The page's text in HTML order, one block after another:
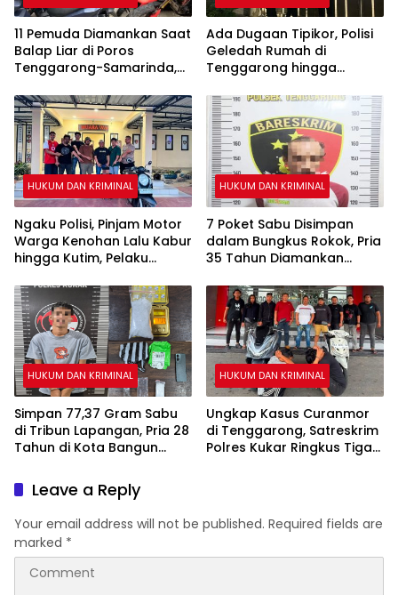
11 Pemuda Diamankan Saat
Balap Liar di Poros
Tenggarong-Samarinda,
Bulan
Ada Dugaan Tipikor, Polisi
Geledah Rumah di
Tenggarong hingga
HUKUM DAN KRIMINAL
Ngaku Polisi, Pinjam Motor
Warga Kenohan Lalu Kabur
hingga Kutim, Pelaku
HUKUM DAN KRIMINAL
7 Poket Sabu Disimpan
dalam Bungkus Rokok, Pria
35 Tahun Diamankan
HUKUM DAN KRIMINAL
Simpan 77,37 Gram Sabu
di Tribun Lapangan, Pria 28
Tahun di Kota Bangun
HUKUM DAN KRIMINAL
Ungkap Kasus Curanmor
di Tenggarong, Satreskrim
Polres Kukar Ringkus Tiga
Leave a Reply
Your email address will not be published. Required fields are
marked *